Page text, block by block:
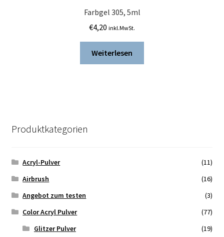
Farbgel 305, 5ml
€4,20 inkl.MwSt.
Weiterlesen
Produktkategorien
Acryl-Pulver
(11)
Airbrush
(16)
Angebot zum testen
(3)
Color Acryl Pulver
(77)
Glitzer Pulver
(19)